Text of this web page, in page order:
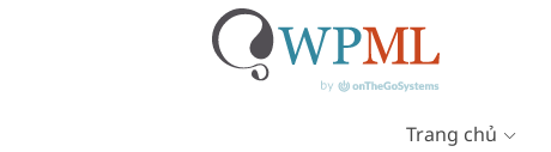
Trang chủ